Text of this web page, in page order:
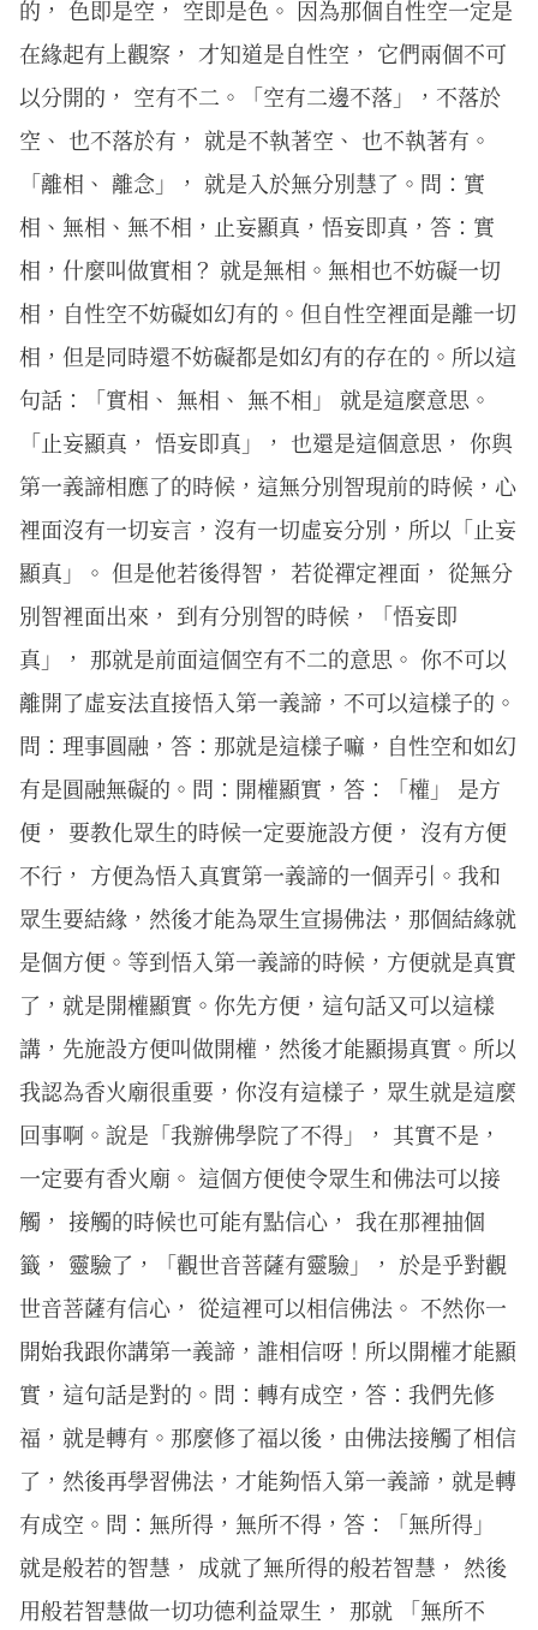
的， 色即是空， 空即是色。 因為那個自性空一定是
在緣起有上觀察， 才知道是自性空， 它們兩個不可
以分開的， 空有不二。「空有二邊不落」，不落於
空、 也不落於有， 就是不執著空、 也不執著有。
「離相、 離念」， 就是入於無分別慧了。問：實
相、無相、無不相，止妄顯真，悟妄即真，答：實
相，什麼叫做實相？ 就是無相。無相也不妨礙一切
相，自性空不妨礙如幻有的。但自性空裡面是離一切
相，但是同時還不妨礙都是如幻有的存在的。所以這
句話：「實相、 無相、 無不相」 就是這麼意思。
「止妄顯真， 悟妄即真」， 也還是這個意思， 你與
第一義諦相應了的時候，這無分別智現前的時候，心
裡面沒有一切妄言，沒有一切虛妄分別，所以「止妄
顯真」。 但是他若後得智， 若從禪定裡面， 從無分
別智裡面出來， 到有分別智的時候，「悟妄即
真」， 那就是前面這個空有不二的意思。 你不可以
離開了虛妄法直接悟入第一義諦，不可以這樣子的。
問：理事圓融，答：那就是這樣子嘛，自性空和如幻
有是圓融無礙的。問：開權顯實，答：「權」 是方
便， 要教化眾生的時候一定要施設方便， 沒有方便
不行， 方便為悟入真實第一義諦的一個弄引。我和
眾生要結緣，然後才能為眾生宣揚佛法，那個結緣就
是個方便。等到悟入第一義諦的時候，方便就是真實
了，就是開權顯實。你先方便，這句話又可以這樣
講，先施設方便叫做開權，然後才能顯揚真實。所以
我認為香火廟很重要，你沒有這樣子，眾生就是這麼
回事啊。說是「我辦佛學院了不得」， 其實不是，
一定要有香火廟。 這個方便使令眾生和佛法可以接
觸， 接觸的時候也可能有點信心， 我在那裡抽個
籤， 靈驗了，「觀世音菩薩有靈驗」， 於是乎對觀
世音菩薩有信心， 從這裡可以相信佛法。 不然你一
開始我跟你講第一義諦，誰相信呀！所以開權才能顯
實，這句話是對的。問：轉有成空，答：我們先修
福，就是轉有。那麼修了福以後，由佛法接觸了相信
了，然後再學習佛法，才能夠悟入第一義諦，就是轉
有成空。問：無所得，無所不得，答：「無所得」
就是般若的智慧， 成就了無所得的般若智慧， 然後
用般若智慧做一切功德利益眾生， 那就 「無所不